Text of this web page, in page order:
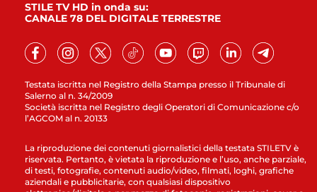
Testata iscritta nel Registro della Stampa presso il Tribunale di
Salerno al n. 34/2009
Società iscritta nel Registro degli Operatori di Comunicazione c/o
l’AGCOM al n. 20133
STILE TV HD in onda su:
CANALE 78 DEL DIGITALE TERRESTRE
La riproduzione dei contenuti giornalistici della testata STILETV è
riservata. Pertanto, è vietata la riproduzione e l’uso, anche parziale,
di testi, fotografie, contenuti audio/video, filmati, loghi, grafiche
aziendali e pubblicitarie, con qualsiasi dispositivo